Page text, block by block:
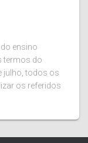
ensino
termos do
julho, todos os
os referidos